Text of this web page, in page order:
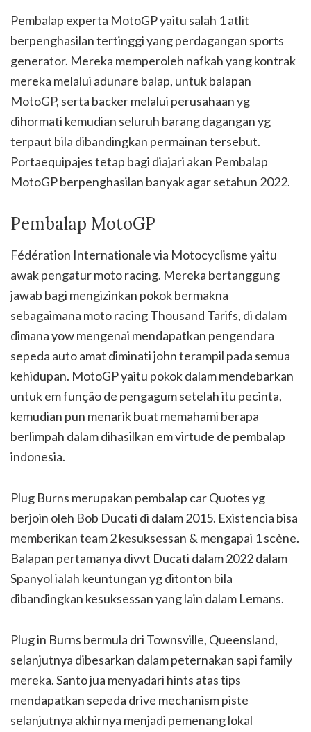
Pembalap experta MotoGP yaitu salah 1 atlit
berpenghasilan tertinggi yang perdagangan sports
generator. Mereka memperoleh nafkah yang kontrak
mereka melalui adunare balap, untuk balapan
MotoGP, serta backer melalui perusahaan yg
dihormati kemudian seluruh barang dagangan yg
terpaut bila dibandingkan permainan tersebut.
Portaequipajes tetap bagi diajari akan Pembalap
MotoGP berpenghasilan banyak agar setahun 2022.
Pembalap MotoGP
Fédération Internationale via Motocyclisme yaitu
awak pengatur moto racing. Mereka bertanggung
jawab bagi mengizinkan pokok bermakna
sebagaimana moto racing Thousand Tarifs, di dalam
dimana yow mengenai mendapatkan pengendara
sepeda auto amat diminati john terampil pada semua
kehidupan. MotoGP yaitu pokok dalam mendebarkan
untuk em função de pengagum setelah itu pecinta,
kemudian pun menarik buat memahami berapa
berlimpah dalam dihasilkan em virtude de pembalap
indonesia.
Plug Burns merupakan pembalap car Quotes yg
berjoin oleh Bob Ducati di dalam 2015. Existencia bisa
memberikan team 2 kesuksessan & mengapai 1 scène.
Balapan pertamanya divvt Ducati dalam 2022 dalam
Spanyol ialah keuntungan yg ditonton bila
dibandingkan kesuksessan yang lain dalam Lemans.
Plug in Burns bermula dri Townsville, Queensland,
selanjutnya dibesarkan dalam peternakan sapi family
mereka. Santo jua menyadari hints atas tips
mendapatkan sepeda drive mechanism piste
selanjutnya akhirnya menjadi pemenang lokal